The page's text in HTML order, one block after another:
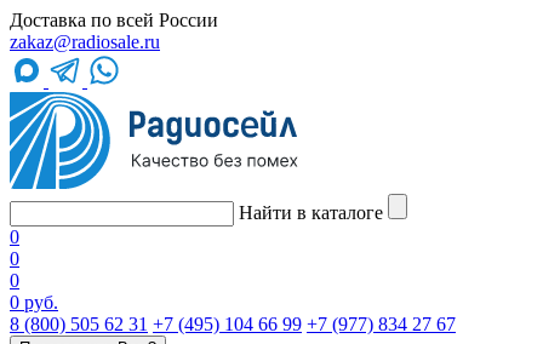
Доставка по всей России
zakaz@radiosale.ru
Найти в каталоге
0
0
0
0 руб.
8 (800) 505 62 31 +7 (495) 104 66 99 +7 (977) 834 27 67